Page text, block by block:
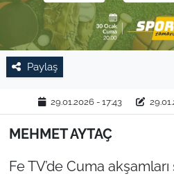
Paylaş
29.01.2026 - 17:43
MEHMET AYTAÇ
Fe TV’de Cuma akşamları
KÜLTÜR SANAT
RESMİ İLAN
SPOR
YAŞAM